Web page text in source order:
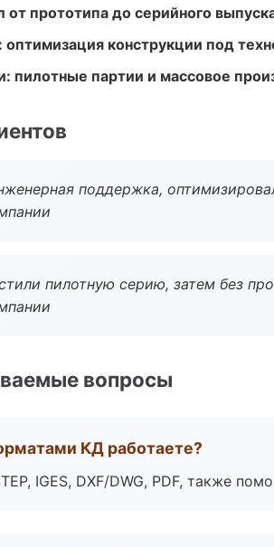
прототипа до серийного
конструкции под
пилотные партии и массовое
поддержка,
пилотную серию, затем без
вопросы
КД работаете?
IGES, DXF/DWG, PDF, также